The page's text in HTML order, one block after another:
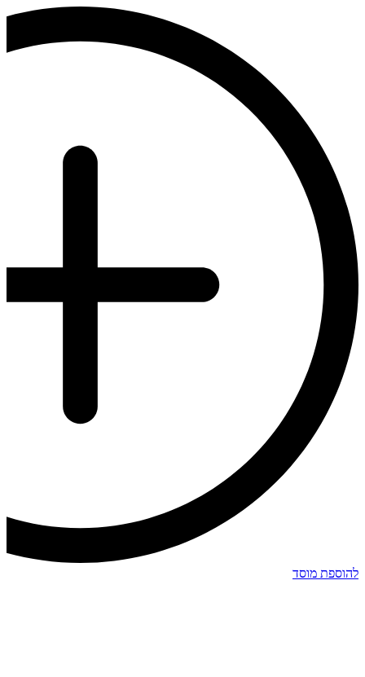
להוספת מוסד